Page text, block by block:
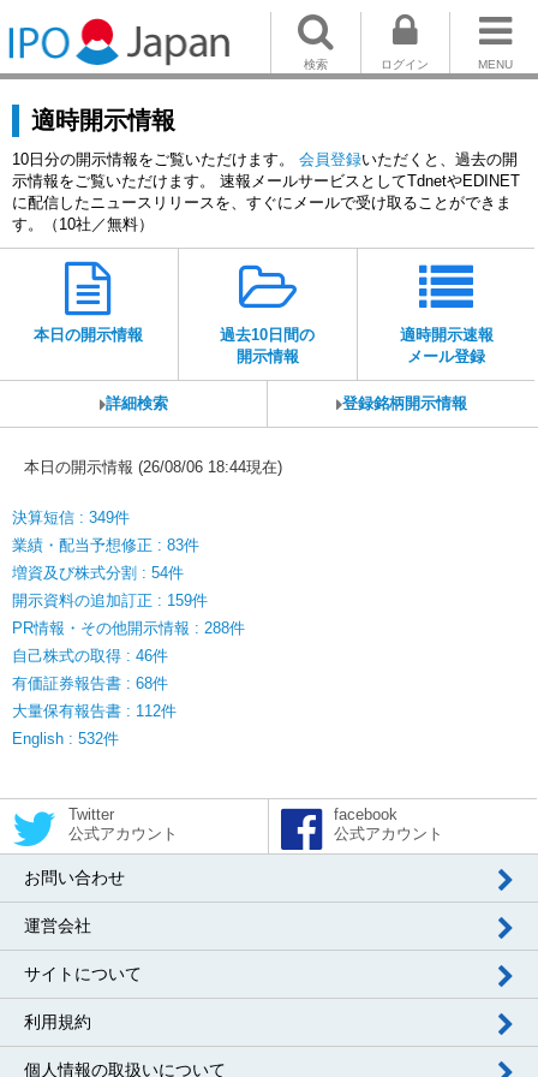
MENU
ログイン
検索
適時開示情報
10日分の開示情報をご覧いただけます。 会員登録いただくと、過去の開
示情報をご覧いただけます。 速報メールサービスとしてTdnetやEDINET
に配信したニュースリリースを、すぐにメールで受け取ることができま
す。（10社／無料）
本日の開示情報
過去10日間の
開示情報
適時開示速報
メール登録
詳細検索 登録銘柄開示情報
本日の開示情報 (26/08/06 18:44現在)
決算短信 : 349件
業績・配当予想修正 : 83件
増資及び株式分割 : 54件
開示資料の追加訂正 : 159件
PR情報・その他開示情報 : 288件
自己株式の取得 : 46件
有価証券報告書 : 68件
大量保有報告書 : 112件
English : 532件
Twitter
公式アカウント
facebook
公式アカウント
お問い合わせ
運営会社
サイトについて
利用規約
個人情報の取扱いについて